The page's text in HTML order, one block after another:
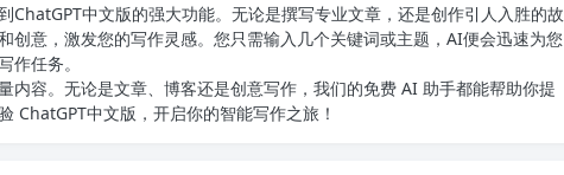
ChatGPT中文版的强大功能。无论是撰写专业文章，还是创作引人入胜的故
创意，激发您的写作灵感。您只需输入几个关键词或主题，AI便会迅速为您
作任务。
内容。无论是文章、博客还是创意写作，我们的免费 AI 助手都能帮助你提
ChatGPT中文版 ，开启你的智能写作之旅！